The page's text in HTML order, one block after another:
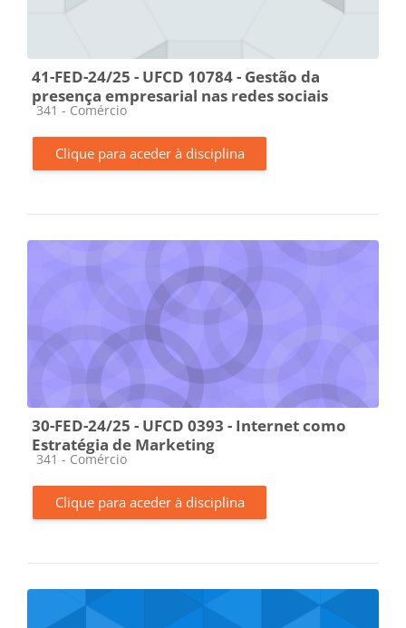
41-FED-24/25 - UFCD 10784 - Gestão da
presença empresarial nas redes sociais
Categoria da disciplina
341 - Comércio
Clique para aceder à disciplina
30-FED-24/25 - UFCD 0393 - Internet como
Estratégia de Marketing
Categoria da disciplina
341 - Comércio
Clique para aceder à disciplina